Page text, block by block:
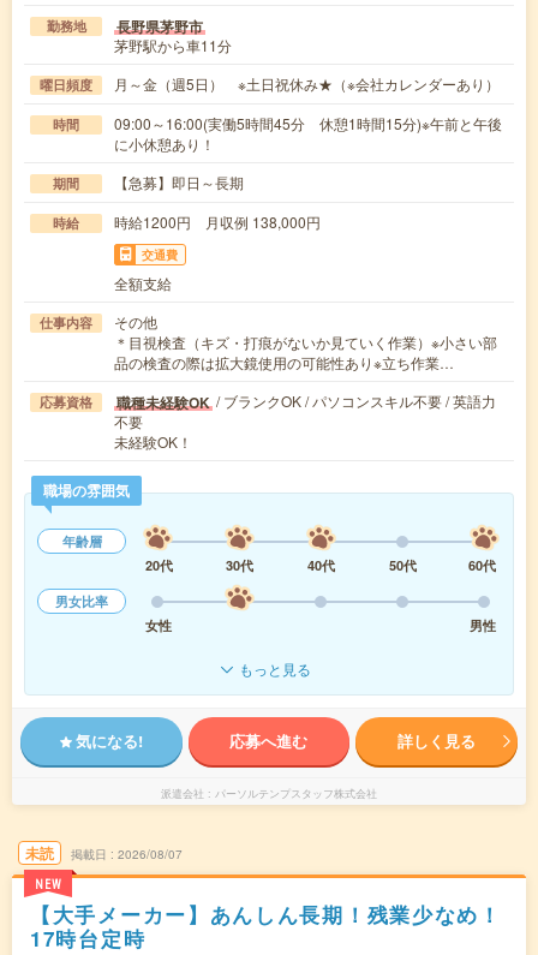
勤務地 長野県茅野市
茅野駅から車11分
曜日頻度 月～金（週5日） ※土日祝休み★（※会社カレンダーあり）
時間
09:00～16:00(実働5時間45分 休憩1時間15分)※午前と午後
に小休憩あり！
期間 【急募】即日～長期
時給 時給1200円 月収例 138,000円
交通費
全額支給
仕事内容
その他
＊目視検査（キズ・打痕がないか見ていく作業）※小さい部
品の検査の際は拡大鏡使用の可能性あり※立ち作業…
応募資格 職種未経験OK / ブランクOK / パソコンスキル不要 / 英語力
不要
未経験OK！
職場の雰囲気
年齢層
20代
30代 40代 50代
60代
男女比率
女性
男性
もっと見る
気になる! 応募へ進む 詳しく見る
派遣会社 パーソルテンプスタッフ株式会社
未読
NEW
掲載日 2026/08/07
【大手メーカー】あんしん長期！残業少なめ！
17時台定時